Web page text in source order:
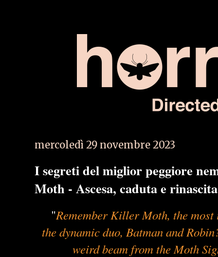
mercoledì 29 novembre 2023
I segreti del miglior peggiore
Moth - Ascesa, caduta e
"Remember Killer Moth, the most
the dynamic duo, Batman and
weird beam from the Moth